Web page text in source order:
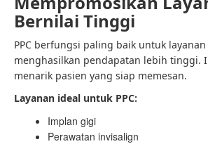
Bernilai Tinggi
PPC berfungsi paling baik untuk layanan
menghasilkan pendapatan lebih tinggi.
menarik pasien yang siap memesan.
Layanan ideal untuk PPC:
Implan gigi
Perawatan invisalign